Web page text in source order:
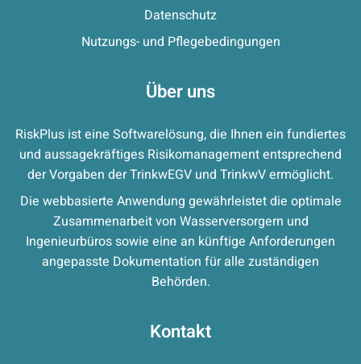
Datenschutz
Nutzungs- und Pflegebedingungen
Über uns
RiskPlus ist eine Softwarelösung, die Ihnen ein fundiertes
und aussagekräftiges Risikomanagement entsprechend
der Vorgaben der TrinkwEGV und TrinkwV ermöglicht.
Die webbasierte Anwendung gewährleistet die optimale
Zusammenarbeit von Wasserversorgern und
Ingenieurbüros sowie eine an künftige Anforderungen
angepasste Dokumentation für alle zuständigen
Behörden.
Kontakt